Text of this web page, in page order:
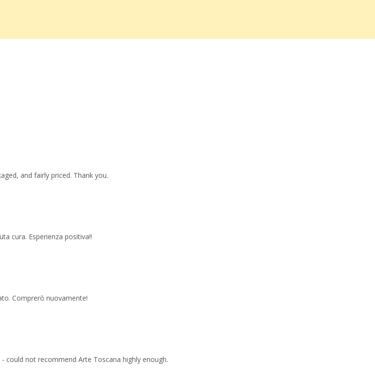
and fairly priced. Thank you.
cura. Esperienza positiva!!
Comprerò nuovamente!
could not recommend Arte Toscana highly enough.